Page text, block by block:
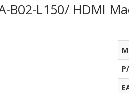
B02-L150/ HDMI